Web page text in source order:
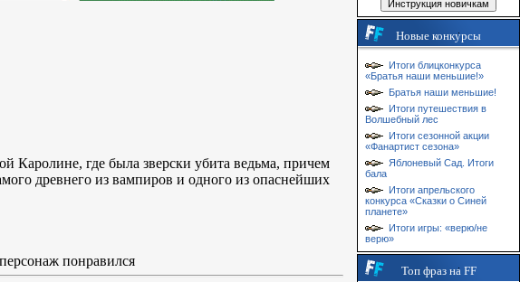
Каролине, где была зверски убита ведьма, причем
древнего из вампиров и одного из опаснейших
понравился
Новые конкурсы
Итоги блицконкурса
«Братья наши меньшие!»
Братья наши меньшие!
Итоги путешествия в
Волшебный лес
Итоги сезонной акции
«Фанартист сезона»
Яблоневый Сад. Итоги
бала
Итоги апрельского
конкурса «Сказки о Синей
планете»
Итоги игры: «верю/не
верю»
Топ фраз на FF